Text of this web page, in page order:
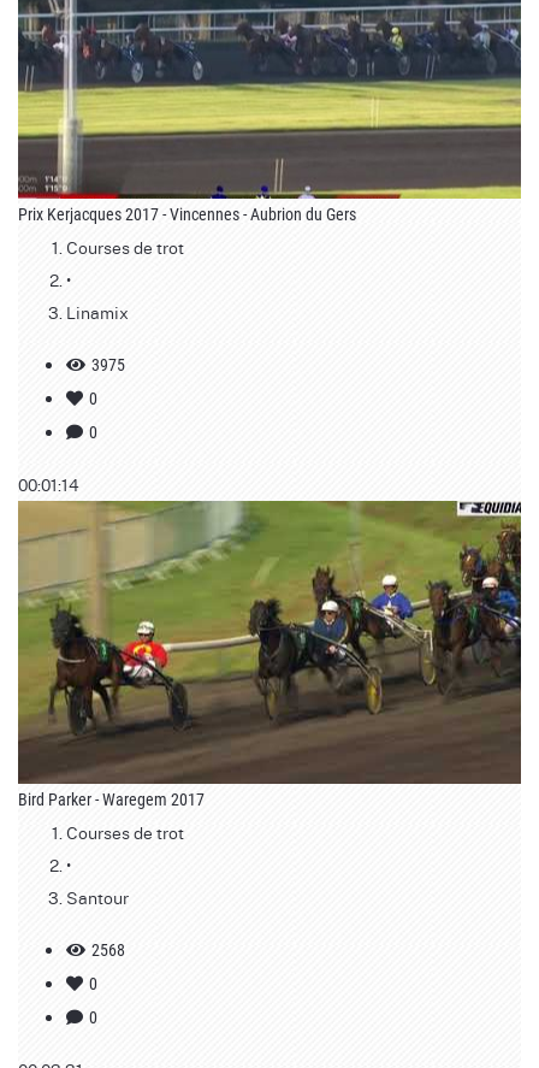
Prix Kerjacques 2017 - Vincennes - Aubrion du Gers
Courses de trot
•
Linamix
3975
0
0
00:01:14
Bird Parker - Waregem 2017
Courses de trot
•
Santour
2568
0
0